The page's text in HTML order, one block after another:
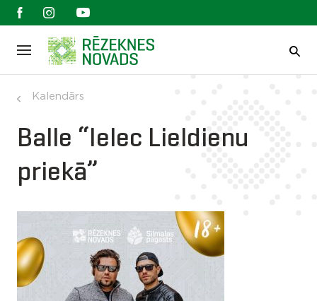
Kalendārs
Balle “Ielec Lieldienu
priekā”